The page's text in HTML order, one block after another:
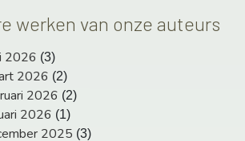
werken van onze auteurs
2026 (3)
2026 (2)
2026 (2)
2026 (1)
2025 (3)